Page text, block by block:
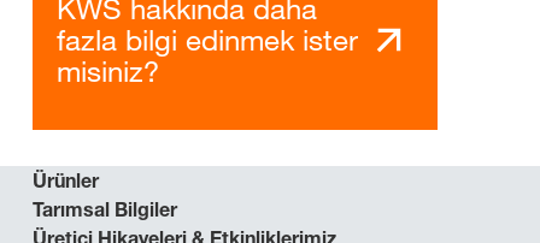
KWS hakkında daha
fazla bilgi edinmek ister
misiniz?
Ürünler
Tarımsal Bilgiler
Üretici Hikayeleri & Etkinliklerimiz